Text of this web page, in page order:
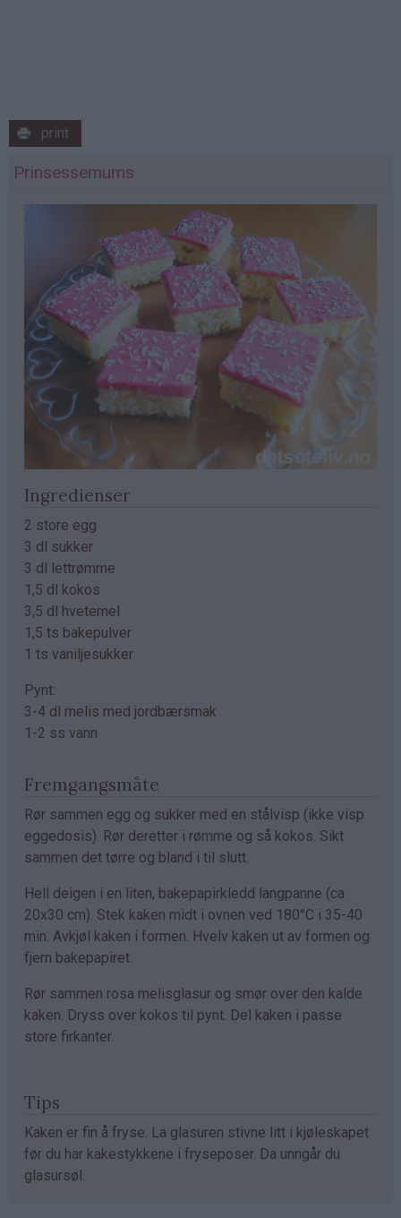
print
Prinsessemums
Ingredienser
2 store egg
3 dl sukker
3 dl lettrømme
1,5 dl kokos
3,5 dl hvetemel
1,5 ts bakepulver
1 ts vaniljesukker
Pynt:
3-4 dl melis med jordbærsmak
1-2 ss vann
Fremgangsmåte
Rør sammen egg og sukker med en stålvisp (ikke visp
eggedosis). Rør deretter i rømme og så kokos. Sikt
sammen det tørre og bland i til slutt.
Hell deigen i en liten, bakepapirkledd langpanne (ca
20x30 cm). Stek kaken midt i ovnen ved 180°C i 35-40
min. Avkjøl kaken i formen. Hvelv kaken ut av formen og
fjern bakepapiret.
Rør sammen rosa melisglasur og smør over den kalde
kaken. Dryss over kokos til pynt. Del kaken i passe
store firkanter.
Tips
Kaken er fin å fryse. La glasuren stivne litt i kjøleskapet
før du har kakestykkene i fryseposer. Da unngår du
glasursøl.